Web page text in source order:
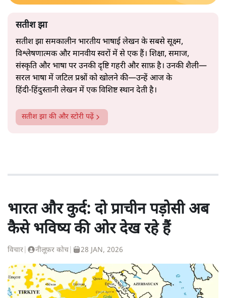
सतीश झा
सतीश झा समकालीन भारतीय भाषाई लेखन के सबसे सूक्ष्म,
विश्लेषणात्मक और मानवीय स्वरों में से एक हैं। शिक्षा, समाज,
संस्कृति और भाषा पर उनकी दृष्टि गहरी और साफ़ है। उनकी शैली—
सरल भाषा में जटिल प्रश्नों को खोलने की—उन्हें आज के
हिंदी‑हिंदुस्तानी लेखन में एक विशिष्ट स्थान देती है।
सतीश झा की और स्टोरी पढ़ें
भारत और कुर्द: दो प्राचीन पड़ोसी अब
कैसे भविष्य की ओर देख रहे हैं
विचार नीलूफ़र कोच 28 JAN, 2026